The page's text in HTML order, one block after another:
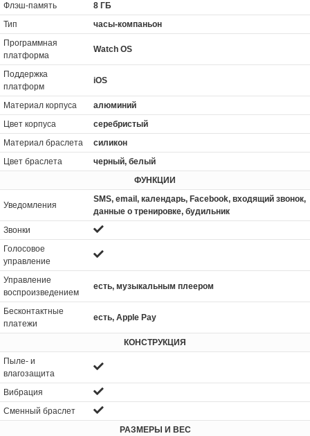
Флэш-память
8 ГБ
Тип
часы-компаньон
Программная
платформа
Watch OS
Поддержка
платформ
iOS
Материал корпуса
алюминий
Цвет корпуса
серебристый
Материал браслета
силикон
Цвет браслета
черный, белый
ФУНКЦИИ
Уведомления
SMS, email, календарь, Facebook, входящий звонок,
данные о тренировке, будильник
Звонки
Голосовое
управление
Управление
воспроизведением
есть, музыкальным плеером
Бесконтактные
платежи
есть, Apple Pay
КОНСТРУКЦИЯ
Пыле- и
влагозащита
Вибрация
Сменный браслет
РАЗМЕРЫ И ВЕС